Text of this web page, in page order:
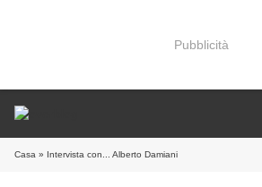
Pubblicità
Casa » Intervista con... Alberto Damiani